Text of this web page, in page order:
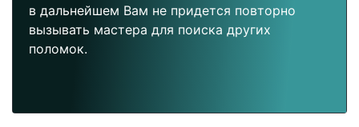
в дальнейшем Вам не придется повторно
вызывать мастера для поиска других
поломок.